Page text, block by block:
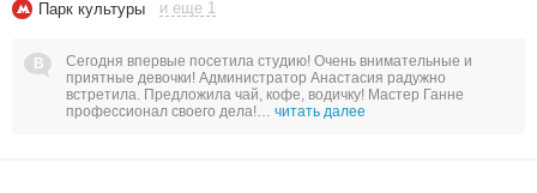
Парк культуры
и еще 1
Сегодня впервые посетила студию! Очень внимательные и
приятные девочки! Администратор Анастасия радужно
встретила. Предложила чай, кофе, водичку! Мастер Ганне
профессионал своего дела!… читать далее